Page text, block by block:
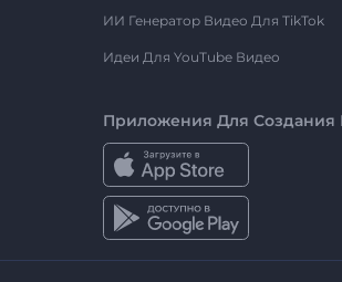
ИИ Генератор Видео Для TikTok
Идеи Для YouTube Видео
Приложения Для Создания